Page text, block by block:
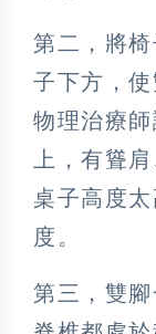
第二，將
子下方，使
物理治療
上，有聳
桌子高度
度。
第三，雙腳